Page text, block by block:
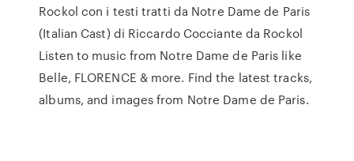
Rockol con i testi tratti da Notre Dame de Paris
(Italian Cast) di Riccardo Cocciante da Rockol
Listen to music from Notre Dame de Paris like
Belle, FLORENCE & more. Find the latest tracks,
albums, and images from Notre Dame de Paris.